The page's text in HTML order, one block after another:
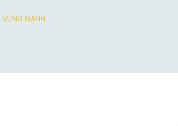
MẠNH.